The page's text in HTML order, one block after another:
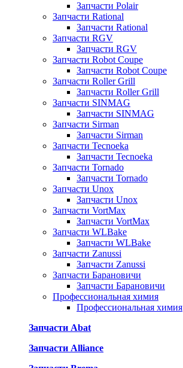
Запчасти Polair
Запчасти Rational
Запчасти Rational
Запчасти RGV
Запчасти RGV
Запчасти Robot Coupe
Запчасти Robot Coupe
Запчасти Roller Grill
Запчасти Roller Grill
Запчасти SINMAG
Запчасти SINMAG
Запчасти Sirman
Запчасти Sirman
Запчасти Tecnoeka
Запчасти Tecnoeka
Запчасти Tornado
Запчасти Tornado
Запчасти Unox
Запчасти Unox
Запчасти VortMax
Запчасти VortMax
Запчасти WLBake
Запчасти WLBake
Запчасти Zanussi
Запчасти Zanussi
Запчасти Барановичи
Запчасти Барановичи
Профессиональная химия
Профессиональная химия
Запчасти Abat
Запчасти Alliance